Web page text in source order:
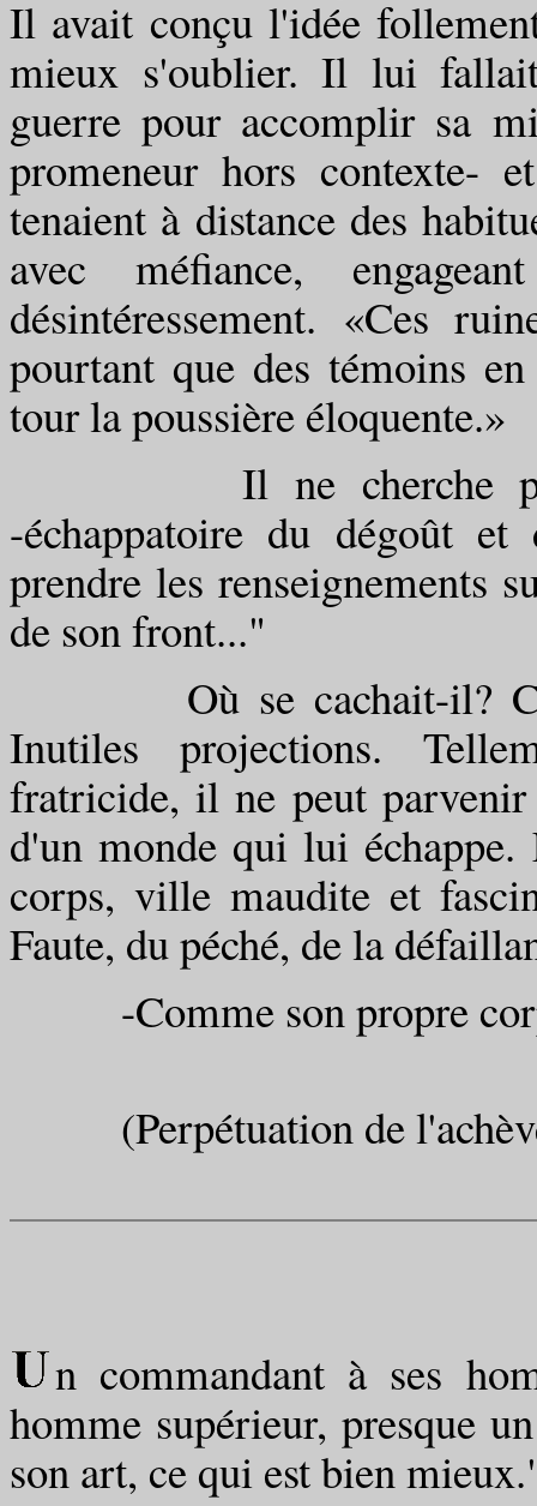
Il avait conçu l'idée
mieux s'oublier. Il lui
guerre pour accomplir sa
promeneur hors contexte-
tenaient à distance des
avec méfiance,
désintéressement. «Ces
pourtant que des témoins
tour la poussière éloquente.»
Il ne cherche parmi
-échappatoire du dégoût
prendre les renseignements
de son front..."
Où se cachait-il?
Inutiles projections.
fratricide, il ne peut
d'un monde qui lui
corps, ville maudite et
Faute, du péché, de la
-Comme son propre
(Perpétuation de
n commandant à ses
homme supérieur, presque
son art, ce qui est bien